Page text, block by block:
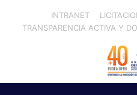
INTRANET
TRANSPARENCIA ACTIVA Y